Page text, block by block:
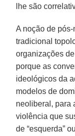
lhe são
A noção de
tradicional
organizações de
porque as
ideológicos da
modelos de
neoliberal, para
violência que
de “esquerda”